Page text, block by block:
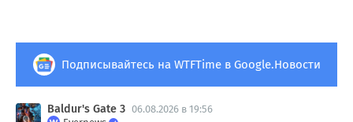
Подписывайтесь на WTFTime в Google.Новости
Baldur's Gate 3 06.08.2026 в 19:56